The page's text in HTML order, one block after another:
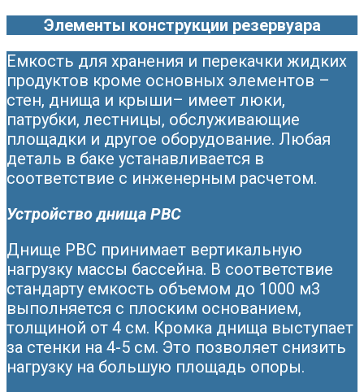
Элементы конструкции резервуара
Емкость для хранения и перекачки жидких
продуктов кроме основных элементов –
стен, днища и крыши– имеет люки,
патрубки, лестницы, обслуживающие
площадки и другое оборудование. Любая
деталь в баке устанавливается в
соответствие с инженерным расчетом.
Устройство днища РВС
Днище РВС принимает вертикальную
нагрузку массы бассейна. В соответствие
стандарту емкость объемом до 1000 м3
выполняется с плоским основанием,
толщиной от 4 см. Кромка днища выступает
за стенки на 4-5 см. Это позволяет снизить
нагрузку на большую площадь опоры.